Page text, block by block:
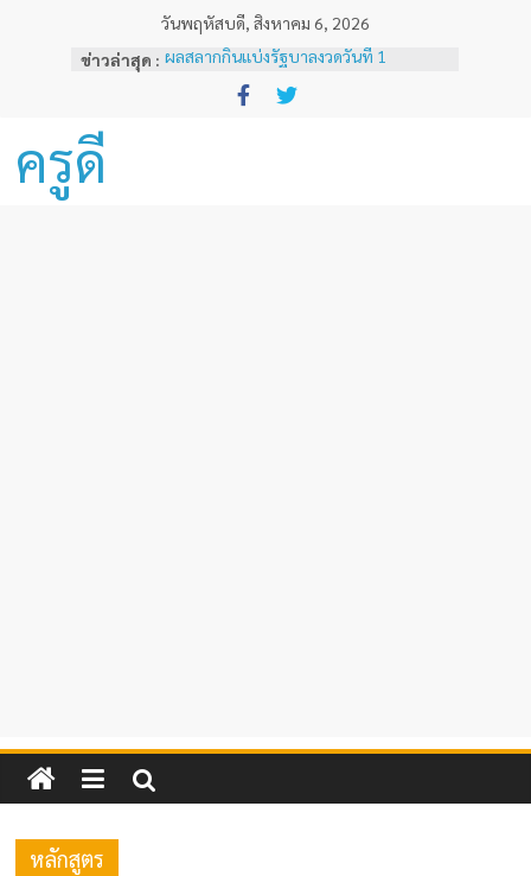
วันพฤหัสบดี, สิงหาคม 6, 2026
ข่าวล่าสุด : ผลสลากกินแบ่งรัฐบาลงวดวันที่ 1
พฤศจิกายน 2567
หลักเกณฑ์และวิธีการเทียบเคียงผลการ
ครูดี
หลักสูตร